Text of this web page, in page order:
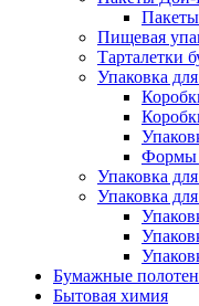
Пищевая
Тарталетки
Упаковка
Формы
Упаковка
Упаковка
Бумажные
Бытовая химия